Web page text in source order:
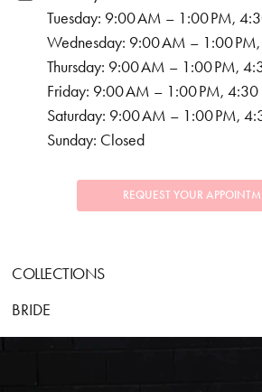
Tuesday: 9:00 AM – 1:00 PM,
Wednesday: 9:00 AM – 1:00
Thursday: 9:00 AM – 1:00 PM,
Friday: 9:00 AM – 1:00 PM,
Saturday: 9:00 AM – 1:00 PM,
Sunday: Closed
REQUEST YOUR
COLLECTIONS
BRIDE